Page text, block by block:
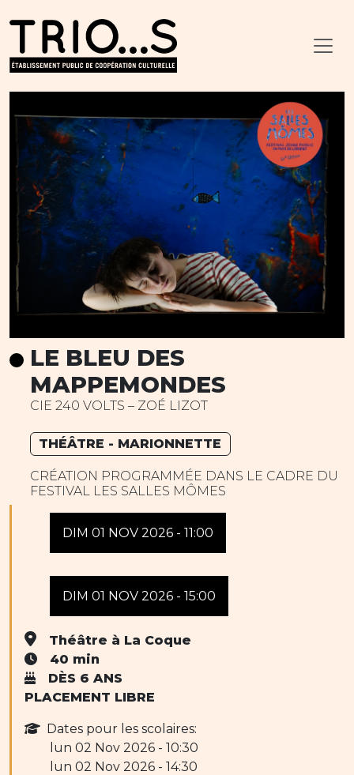
LE BLEU DES
MAPPEMONDES
CIE 240 VOLTS – ZOÉ LIZOT
THÉÂTRE - MARIONNETTE
CRÉATION PROGRAMMÉE DANS LE CADRE DU
FESTIVAL LES SALLES MÔMES
DIM 01 NOV 2026 - 11:00
DIM 01 NOV 2026 - 15:00
Théâtre à La Coque
40 min
DÈS 6 ANS
PLACEMENT LIBRE
Dates pour les scolaires:
lun 02 Nov 2026 - 10:30
lun 02 Nov 2026 - 14:30